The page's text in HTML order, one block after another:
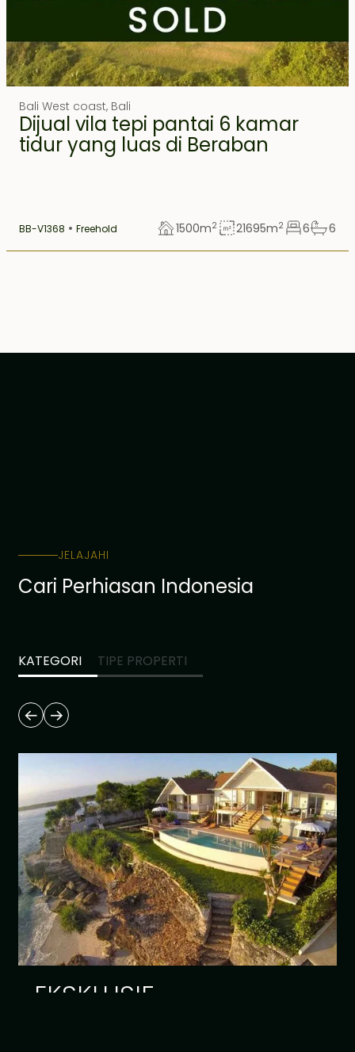
EXCLUSIVE
Bali West coast, Bali
Dijual vila tepi pantai 6 kamar
tidur yang luas di Beraban
BB-V1368 Freehold 1500m2 21695m2 6 6
JELAJAHI
Cari Perhiasan Indonesia
KATEGORI TIPE PROPERTI
EKSKLUSIF